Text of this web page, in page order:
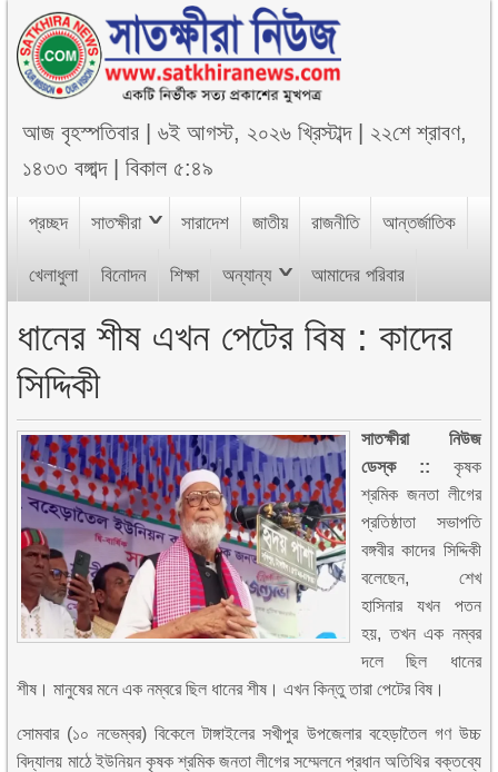
আজবৃহস্পতিবার |৬ই আগস্ট, ২০২৬ খ্রিস্টাব্দ| ২২শে শ্রাবণ,
১৪৩৩ বঙ্গাব্দ|বিকাল ৫:৪৯
প্রচ্ছদ সাতক্ষীরা সারাদেশ জাতীয় রাজনীতি আন্তর্জাতিক
খেলাধুলা বিনোদন শিক্ষা অন্যান্য আমাদের পরিবার
ধানের শীষ এখন পেটের বিষ : কাদের
সিদ্দিকী
সাতক্ষীরা নিউজ
ডেস্ক :: কৃষক
শ্রমিক জনতা লীগের
প্রতিষ্ঠাতা সভাপতি
বঙ্গবীর কাদের সিদ্দিকী
বলেছেন, শেখ
হাসিনার যখন পতন
হয়, তখন এক নম্বর
দলে ছিল ধানের
শীষ। মানুষের মনে এক নম্বরে ছিল ধানের শীষ। এখন কিন্তু তারা পেটের বিষ।
সোমবার (১০ নভেম্বর) বিকেলে টাঙ্গাইলের সখীপুর উপজেলার বহেড়াতৈল গণ উচ্চ
বিদ্যালয় মাঠে ইউনিয়ন কৃষক শ্রমিক জনতা লীগের সম্মেলনে প্রধান অতিথির বক্তব্যে